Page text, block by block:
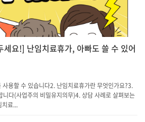
요!] 난임치료휴가, 아빠도 쓸 수 있어
용할 수 있습니다2. 난임치료휴가란 무엇인가요?3.
니다(사업주의 비밀유지의무)4. 상담 사례로 살펴보는
료...